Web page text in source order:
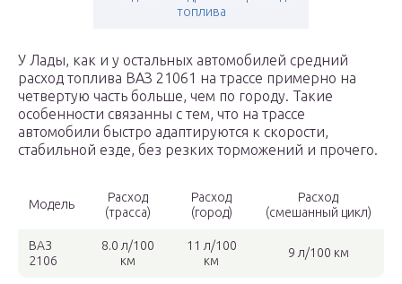
топлива
У Лады, как и у остальных автомобилей средний
расход топлива ВАЗ 21061 на трассе примерно на
четвертую часть больше, чем по городу. Такие
особенности связанны с тем, что на трассе
автомобили быстро адаптируются к скорости,
стабильной езде, без резких торможений и прочего.
Модель
Расход
(трасса)
Расход
(город)
Расход
(смешанный цикл)
ВАЗ
2106
8.0 л/100
км
11 л/100
км
9 л/100 км